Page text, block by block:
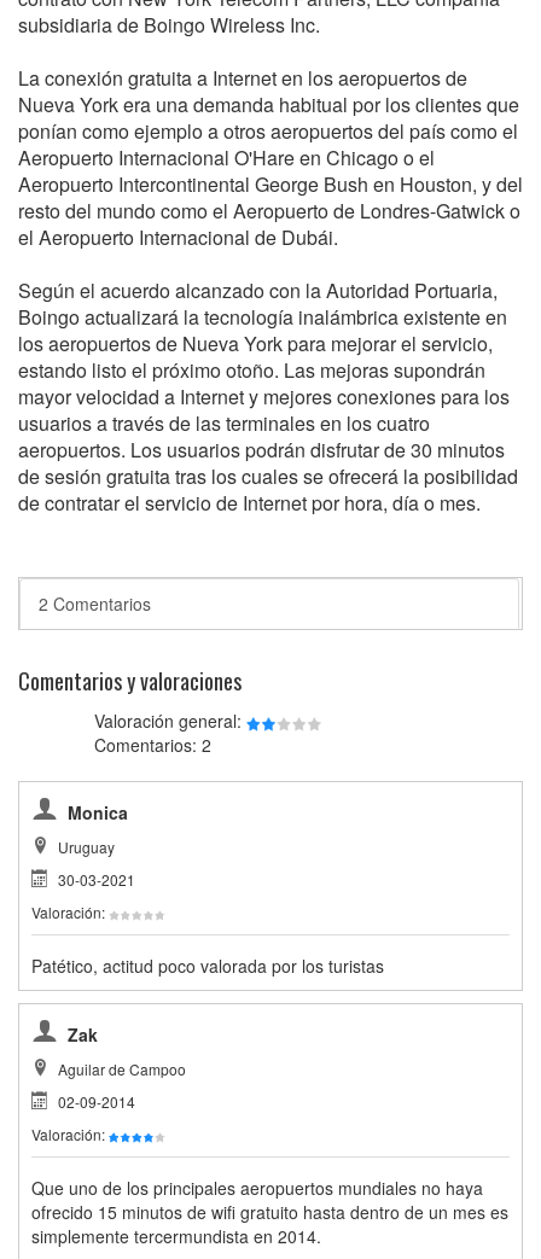
subsidiaria de Boingo Wireless Inc.
La conexión gratuita a Internet en los aeropuertos de
Nueva York era una demanda habitual por los clientes que
ponían como ejemplo a otros aeropuertos del país como el
Aeropuerto Internacional O'Hare en Chicago o el
Aeropuerto Intercontinental George Bush en Houston, y del
resto del mundo como el Aeropuerto de Londres-Gatwick o
el Aeropuerto Internacional de Dubái.
Según el acuerdo alcanzado con la Autoridad Portuaria,
Boingo actualizará la tecnología inalámbrica existente en
los aeropuertos de Nueva York para mejorar el servicio,
estando listo el próximo otoño. Las mejoras supondrán
mayor velocidad a Internet y mejores conexiones para los
usuarios a través de las terminales en los cuatro
aeropuertos. Los usuarios podrán disfrutar de 30 minutos
de sesión gratuita tras los cuales se ofrecerá la posibilidad
de contratar el servicio de Internet por hora, día o mes.
2 Comentarios
Comentarios y valoraciones
Valoración general:
Comentarios: 2
Monica
Uruguay
30-03-2021
Valoración:
Patético, actitud poco valorada por los turistas
Zak
Aguilar de Campoo
02-09-2014
Valoración:
Que uno de los principales aeropuertos mundiales no haya
ofrecido 15 minutos de wifi gratuito hasta dentro de un mes es
simplemente tercermundista en 2014.